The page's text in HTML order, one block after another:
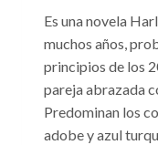
Es una novela
muchos años,
principios de los
pareja abrazada
Predominan los
adobe y azul